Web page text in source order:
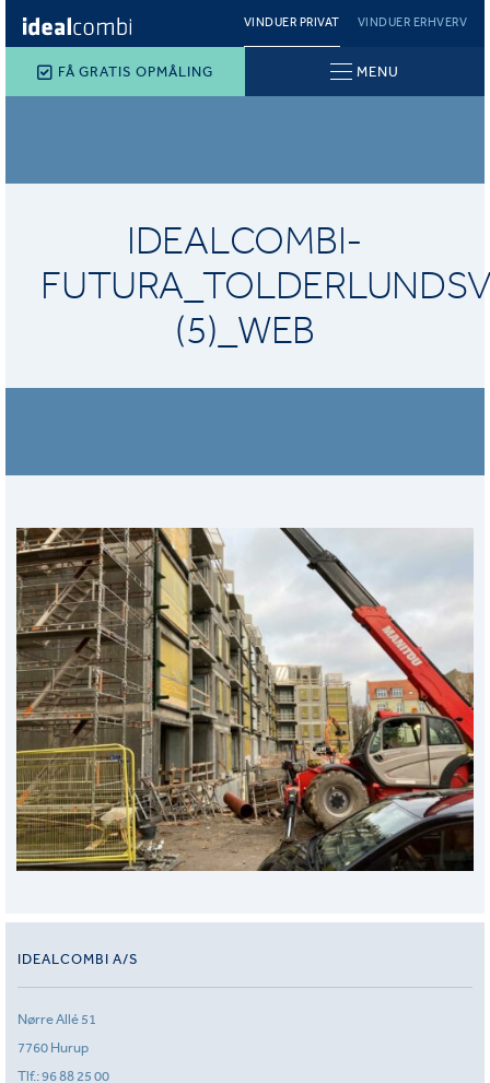
VINDUER PRIVAT VINDUER ERHVERV
FÅ GRATIS OPMÅLING MENU
IDEALCOMBI-
(5)_WEB
IDEALCOMBI A/S
Nørre Allé 51
7760 Hurup
Tlf.:96 88 25 00